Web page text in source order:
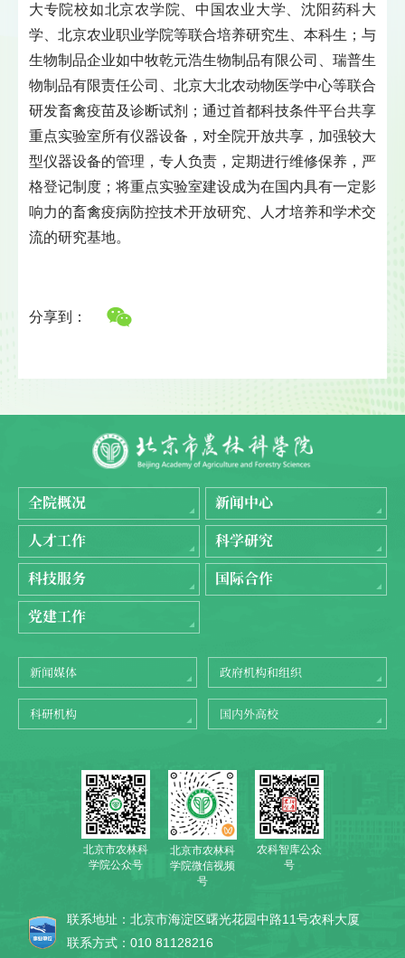
大专院校如北京农学院、中国农业大学、沈阳药科大
学、北京农业职业学院等联合培养研究生、本科生；与
生物制品企业如中牧乾元浩生物制品有限公司、瑞普生
物制品有限责任公司、北京大北农动物医学中心等联合
研发畜禽疫苗及诊断试剂；通过首都科技条件平台共享
重点实验室所有仪器设备，对全院开放共享，加强较大
型仪器设备的管理，专人负责，定期进行维修保养，严
格登记制度；将重点实验室建设成为在国内具有一定影
响力的畜禽疫病防控技术开放研究、人才培养和学术交
流的研究基地。
分享到：
全院概况
新闻中心
人才工作
科学研究
科技服务
国际合作
党建工作
新闻媒体 政府机构和组织
科研机构 国内外高校
北京市农林科
学院公众号
北京市农林科
学院微信视频
号
农科智库公众
号
联系地址：北京市海淀区曙光花园中路11号农科大厦
联系方式：010 81128216